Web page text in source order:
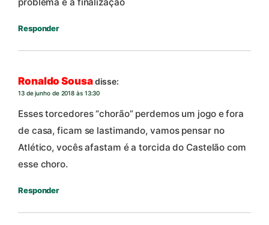
Responder
Ronaldo Sousadisse:
13 de junho de 2018 às 13:30
Esses torcedores “chorão” perdemos um jogo e fora
de casa, ficam se lastimando, vamos pensar no
Atlético, vocês afastam é a torcida do Castelão com
esse choro.
Responder